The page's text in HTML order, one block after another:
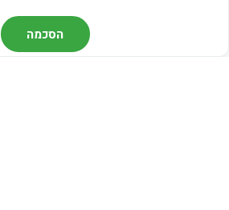
הסכמה